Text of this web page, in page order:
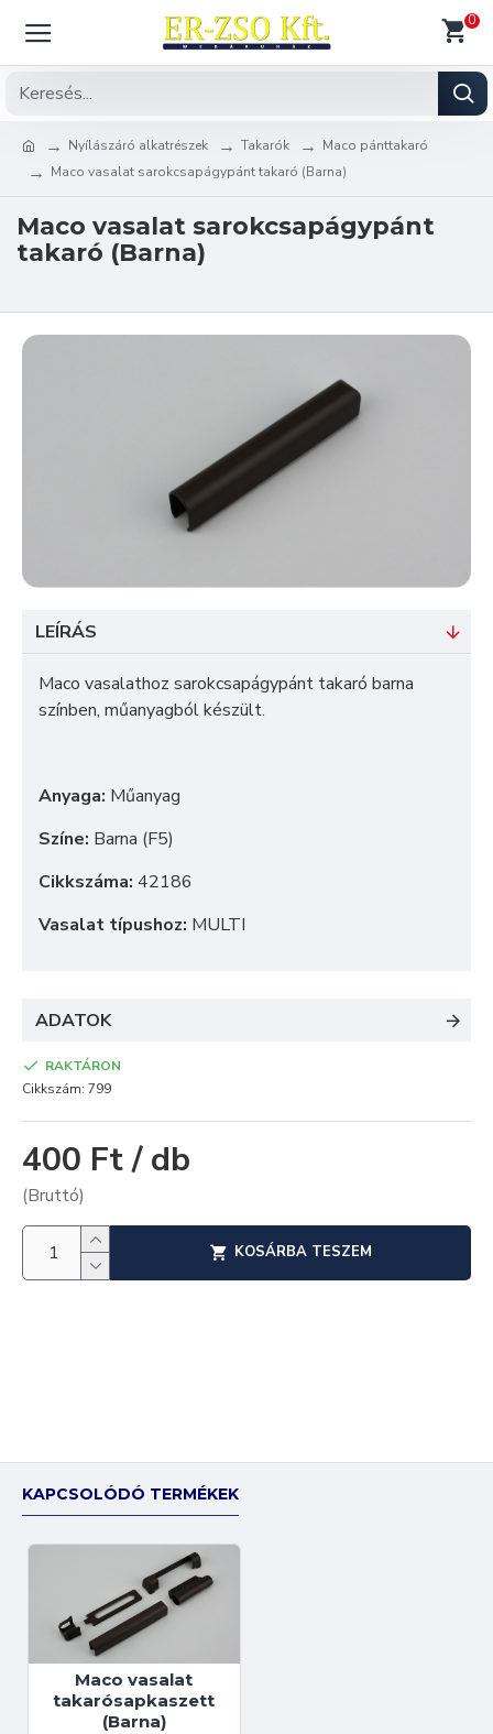
0
Nyílászáró alkatrészek Takarók
Maco pánttakaró
Maco vasalat sarokcsapágypánt takaró (Barna)
Maco vasalat sarokcsapágypánt
takaró (Barna)
LEÍRÁS
Maco vasalathoz sarokcsapágypánt takaró barna
színben, műanyagból készült.
Anyaga: Műanyag
Színe: Barna (F5)
Cikkszáma: 42186
Vasalat típushoz: MULTI
ADATOK
400 Ft / db
(Bruttó)
RAKTÁRON
Cikkszám: 799
KOSÁRBA TESZEM
KAPCSOLÓDÓ TERMÉKEK
Maco vasalat
takarósapkaszett
(Barna)